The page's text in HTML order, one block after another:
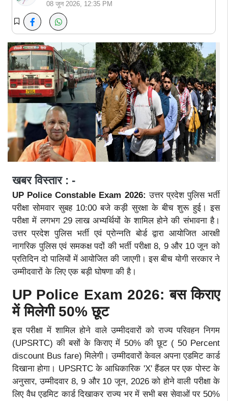
08 जून 2026, 12:35 PM
खबर विस्तार : -
UP Police Constable Exam 2026: उत्तर प्रदेश पुलिस भर्ती
परीक्षा सोमवार सुबह 10:00 बजे कड़ी सुरक्षा के बीच शुरू हुई। इस
परीक्षा में लगभग 29 लाख अभ्यर्थियों के शामिल होने की संभावना है।
उत्तर प्रदेश पुलिस भर्ती एवं प्रोन्नति बोर्ड द्वारा आयोजित आरक्षी
नागरिक पुलिस एवं समकक्ष पदों की भर्ती परीक्षा 8, 9 और 10 जून को
प्रतिदिन दो पालियों में आयोजित की जाएगी। इस बीच योगी सरकार ने
उम्मीदवारों के लिए एक बड़ी घोषणा की है।
UP Police Exam 2026: बस किराए
में मिलेगी 50% छूट
इस परीक्षा में शामिल होने वाले उम्मीदवारों को राज्य परिवहन निगम
(UPSRTC) की बसों के किराए में 50% की छूट ( 50 Percent
discount Bus fare) मिलेगी। उम्मीदवारों केवल अपना एडमिट कार्ड
दिखाना होगा। UPSRTC के आधिकारिक 'X' हैंडल पर एक पोस्ट के
अनुसार, उम्मीदवार 8, 9 और 10 जून, 2026 को होने वाली परीक्षा के
लिए वैध एडमिट कार्ड दिखाकर राज्य भर में सभी बस सेवाओं पर 50%